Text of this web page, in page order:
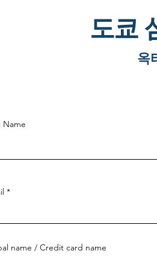
도쿄
옥
Name
name / Credit card name